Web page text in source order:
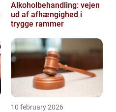
Alkoholbehandling: vejen
ud af afhængighed i
trygge rammer
10 february 2026